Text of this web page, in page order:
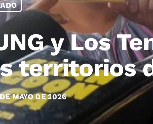
y Los
territorios
MAYO DE 2026